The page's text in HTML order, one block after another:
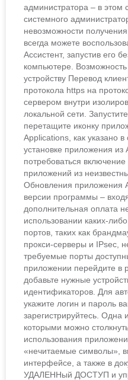
администратора – в этом
системного
невозможности
всегда можете
Ассистент, запустив его
компьютере.
устройству Перевод
протокола https на
сервером внутри
локальной сети.
перетащите иконку
Applications, как указано
установке приложения из
потребоваться
приложений из
Обновления приложения
версии программы –
дополнительная оплата
использовании каких-
портов, таких как
прокси-серверы и IPsec,
требуемые порты
приложении перейдите в
добавьте нужные
идентификаторов. Для
укажите логин и пароль
зарегистрируйтесь.
которыми можно
использования
«нечитаемые символы»,
интерфейсе, а также в
УДАЛЕННый ДОСТУП и